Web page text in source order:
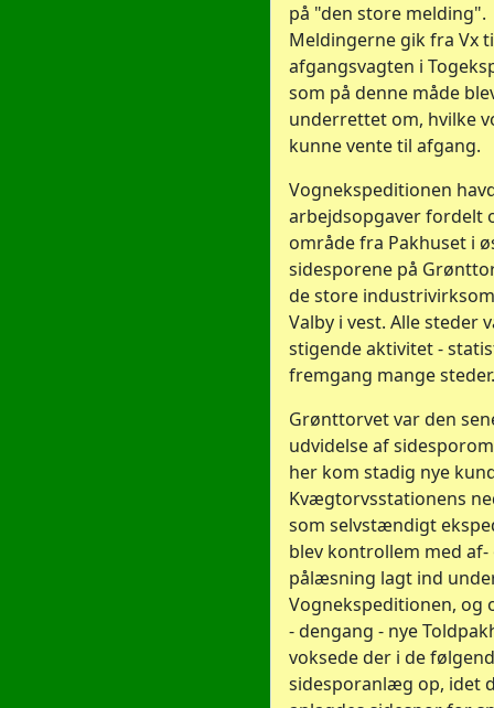
på "den store melding".
Meldingerne gik fra Vx
afgangsvagten i
som på denne måde
underrettet om, hvilke
kunne vente til afgang.
Vognekspeditionen
arbejdsopgaver fordelt
område fra Pakhuset i
sidesporene på
de store
Valby i vest. Alle steder
stigende aktivitet -
fremgang mange steder.
Grønttorvet var den
udvidelse af
her kom stadig nye
Kvægtorvsstationens
som selvstændigt
blev kontrollem med af-
pålæsning lagt ind
Vognekspeditionen, og
- dengang - nye
voksede der i de
sidesporanlæg op, idet